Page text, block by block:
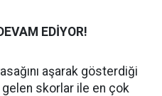
EDİYOR!
aşarak gösterdiği
gelen skorlar ile en çok